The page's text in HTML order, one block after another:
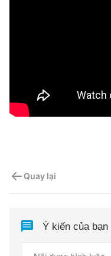
Quay lại
Ý kiến của bạn